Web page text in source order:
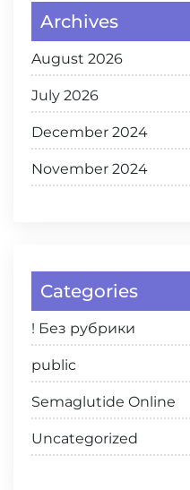
Archives
August 2026
July 2026
December 2024
November 2024
Categories
! Без рубрики
public
Semaglutide Online
Uncategorized